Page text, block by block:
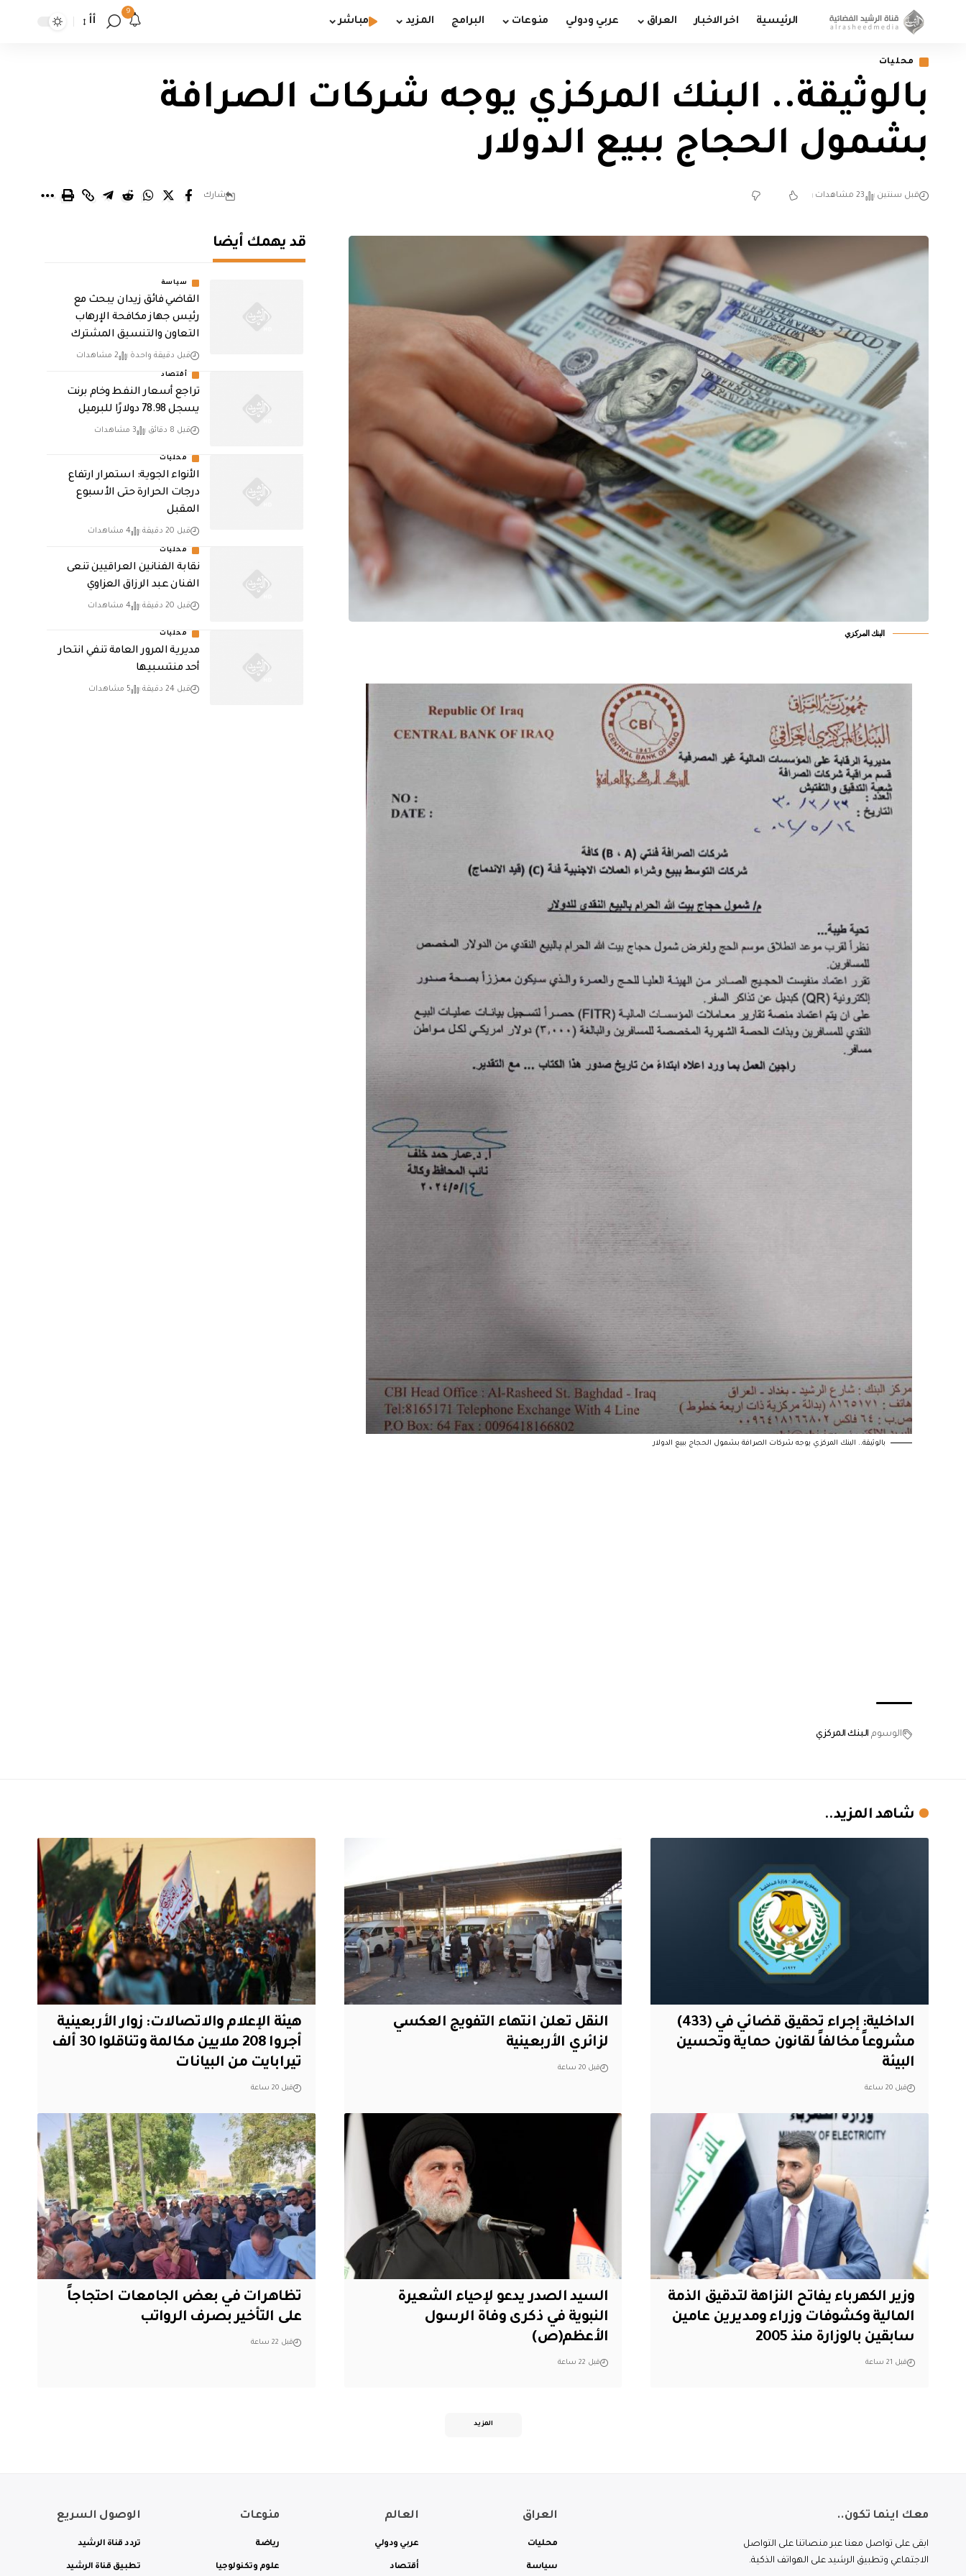
الرئيسية اخر الاخبار العراق عربي ودولي منوعات البرامج المزيد مباشر
9
أأ
محليات
بالوثيقة.. البنك المركزي يوجه شركات الصرافة
بشمول الحجاج ببيع الدولار
قبل سنتين 23 مشاهدات شارك
البنك المركزي
بالوثيقة.. البنك المركزي يوجه شركات الصرافة بشمول الحجاج ببيع الدولار
الوسوم البنك المركزي
قد يهمك أيضا
سياسة
القاضي فائق زيدان يبحث مع
رئيس جهاز مكافحة الإرهاب
التعاون والتنسيق المشترك
قبل دقيقة واحدة 2 مشاهدات
أقتصاد
تراجع أسعار النفط وخام برنت
يسجل 78.98 دولارًا للبرميل
قبل 8 دقائق 3 مشاهدات
محليات
الأنواء الجوية: استمرار ارتفاع
درجات الحرارة حتى الأسبوع
المقبل
قبل 20 دقيقة 4 مشاهدات
محليات
نقابة الفنانين العراقيين تنعى
الفنان عبد الرزاق العزاوي
قبل 20 دقيقة 4 مشاهدات
محليات
مديرية المرور العامة تنفي انتحار
أحد منتسبيها
قبل 24 دقيقة 5 مشاهدات
شاهد المزيد..
الداخلية: إجراء تحقيق قضائي في (433)
مشروعاً مخالفاً لقانون حماية وتحسين
البيئة
قبل 20 ساعة
النقل تعلن انتهاء التفويج العكسي
لزائري الأربعينية
قبل 20 ساعة
هيئة الإعلام والاتصالات: زوار الأربعينية
أجروا 208 ملايين مكالمة وتناقلوا 30 ألف
تيرابايت من البيانات
قبل 20 ساعة
وزير الكهرباء يفاتح النزاهة لتدقيق الذمة
المالية وكشوفات وزراء ومديرين عامين
سابقين بالوزارة منذ 2005
قبل 21 ساعة
السيد الصدر يدعو لإحياء الشعيرة
النبوية في ذكرى وفاة الرسول
الأعظم(ص)
قبل 22 ساعة
تظاهرات في بعض الجامعات احتجاجاً
على التأخير بصرف الرواتب
قبل 22 ساعة
المزيد
معك اينما تكون..
ابقى على تواصل معنا عبر منصاتنا على التواصل
الاجتماعي وتطبيق الرشيد على الهواتف الذكية.
العراق
محليات
سياسة
العالم
عربي ودولي
أقتصاد
منوعات
رياضة
علوم وتكنولوجيا
الوصول السريع
تردد قناة الرشيد
تطبيق قناة الرشيد